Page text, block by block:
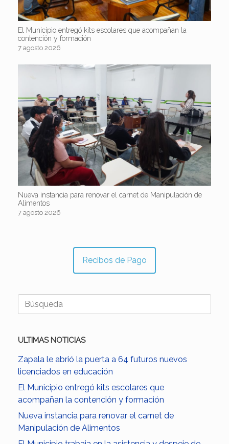
El Municipio entregó kits escolares que acompañan la
contención y formación
7 agosto 2026
Nueva instancia para renovar el carnet de Manipulación de
Alimentos
7 agosto 2026
Recibos de Pago
Buscar:
ULTIMAS NOTICIAS
Zapala le abrió la puerta a 64 futuros nuevos
licenciados en educación
El Municipio entregó kits escolares que
acompañan la contención y formación
Nueva instancia para renovar el carnet de
Manipulación de Alimentos